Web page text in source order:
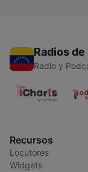
Radios
Radio y
Recursos
Locutores
Widgets